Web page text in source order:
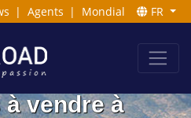
| Agents | Mondial FR
vendre à